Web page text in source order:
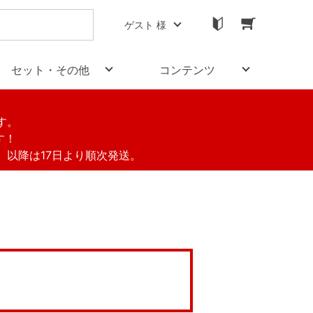
ゲスト 様
セット・その他 コンテンツ
降は17日より順次発送。